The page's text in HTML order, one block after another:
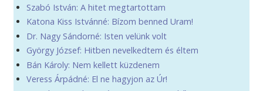
Szabó István: A hitet megtartottam
Katona Kiss Istvánné: Bízom benned Uram!
Dr. Nagy Sándorné: Isten velünk volt
György József: Hitben nevelkedtem és éltem
Bán Károly: Nem kellett küzdenem
Veress Árpádné: El ne hagyjon az Úr!